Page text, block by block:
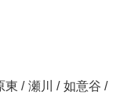
東 / 瀬川 / 如意谷 /